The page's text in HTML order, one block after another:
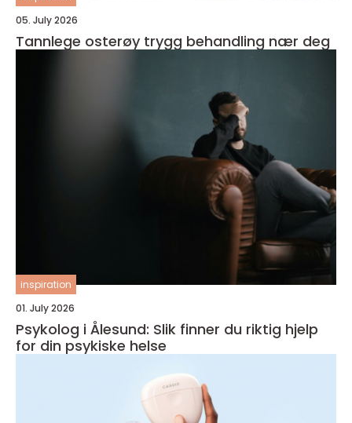
05. July 2026
Tannlege osterøy trygg behandling nær deg
inspiration
01. July 2026
Psykolog i Ålesund: Slik finner du riktig hjelp
for din psykiske helse